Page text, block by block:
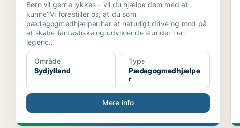
Børn vil gerne lykkes – vil du hjælpe dem med at
kunne?Vi forestiller os, at du som
pædagogmedhjælper:har et naturligt drive og mod på
at skabe fantastiske og udviklende stunder i en
legend..
Område
Sydjylland
Type
Pædagogmedhjælpe
r
Mere info